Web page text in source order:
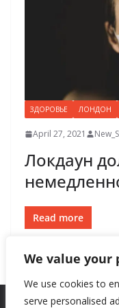
We value your
We use cookies to
serve personalised
ЗДОРОВЬЕ ЛОНДОН
April 27, 2021
Локдаун
Read more